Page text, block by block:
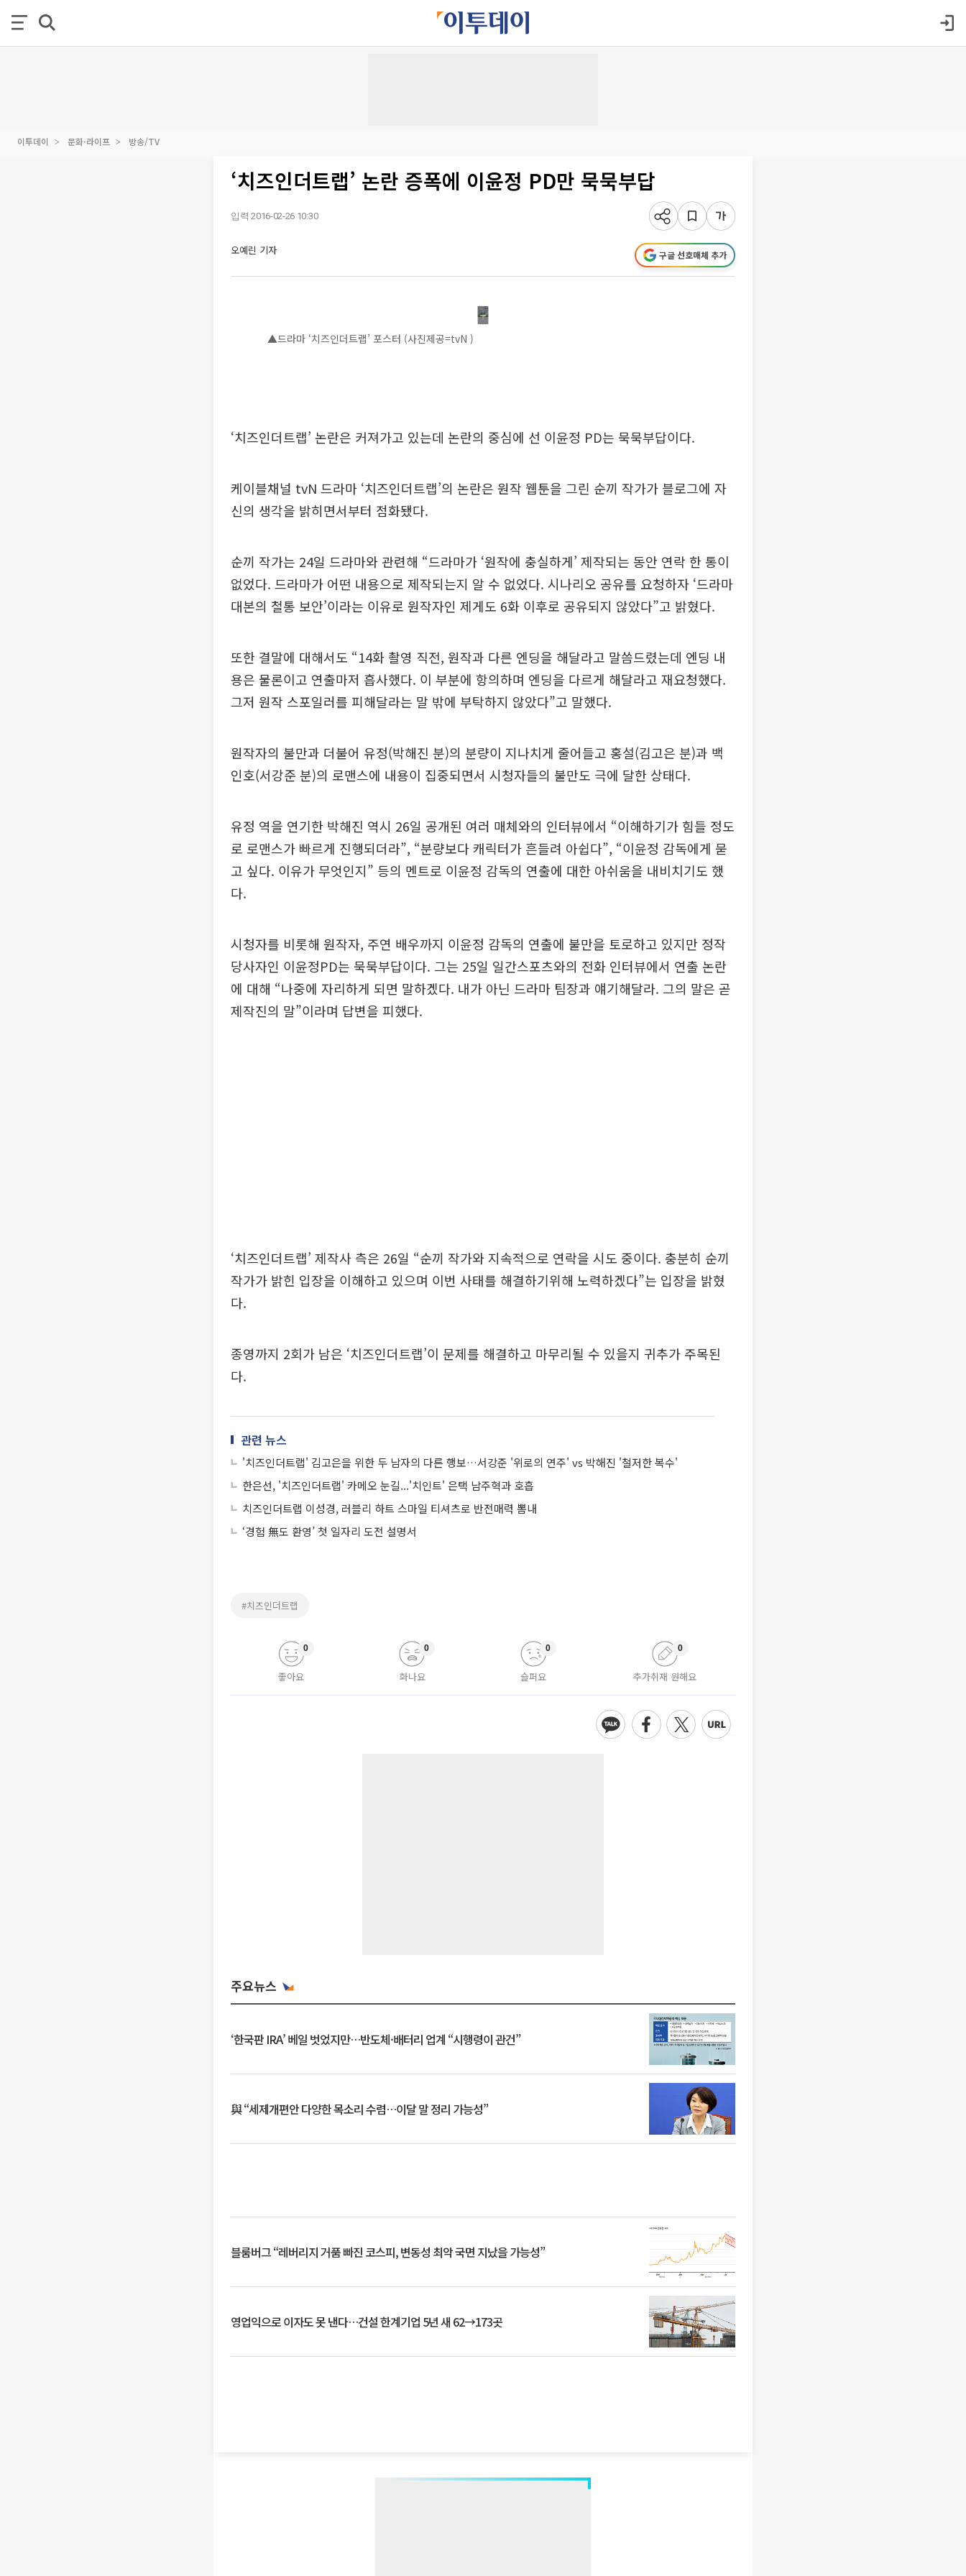
이투데이 문화·라이프 방송/TV
‘치즈인더트랩’ 논란 증폭에 이윤정 PD만 묵묵부답
입력 2016-02-26 10:30
오예린 기자 구글 선호매체 추가
▲드라마 ‘치즈인더트랩’ 포스터 (사진제공=tvN )
‘치즈인더트랩’ 논란은 커져가고 있는데 논란의 중심에 선 이윤정 PD는 묵묵부답이다.
케이블채널 tvN 드라마 ‘치즈인더트랩’의 논란은 원작 웹툰을 그린 순끼 작가가 블로그에 자
신의 생각을 밝히면서부터 점화됐다.
순끼 작가는 24일 드라마와 관련해 “드라마가 ‘원작에 충실하게’ 제작되는 동안 연락 한 통이
없었다. 드라마가 어떤 내용으로 제작되는지 알 수 없었다. 시나리오 공유를 요청하자 ‘드라마
대본의 철통 보안’이라는 이유로 원작자인 제게도 6화 이후로 공유되지 않았다”고 밝혔다.
또한 결말에 대해서도 “14화 촬영 직전, 원작과 다른 엔딩을 해달라고 말씀드렸는데 엔딩 내
용은 물론이고 연출마저 흡사했다. 이 부분에 항의하며 엔딩을 다르게 해달라고 재요청했다.
그저 원작 스포일러를 피해달라는 말 밖에 부탁하지 않았다”고 말했다.
원작자의 불만과 더불어 유정(박해진 분)의 분량이 지나치게 줄어들고 홍설(김고은 분)과 백
인호(서강준 분)의 로맨스에 내용이 집중되면서 시청자들의 불만도 극에 달한 상태다.
유정 역을 연기한 박해진 역시 26일 공개된 여러 매체와의 인터뷰에서 “이해하기가 힘들 정도
로 로맨스가 빠르게 진행되더라”, “분량보다 캐릭터가 흔들려 아쉽다”, “이윤정 감독에게 묻
고 싶다. 이유가 무엇인지” 등의 멘트로 이윤정 감독의 연출에 대한 아쉬움을 내비치기도 했
다.
시청자를 비롯해 원작자, 주연 배우까지 이윤정 감독의 연출에 불만을 토로하고 있지만 정작
당사자인 이윤정PD는 묵묵부답이다. 그는 25일 일간스포츠와의 전화 인터뷰에서 연출 논란
에 대해 “나중에 자리하게 되면 말하겠다. 내가 아닌 드라마 팀장과 얘기해달라. 그의 말은 곧
제작진의 말”이라며 답변을 피했다.
‘치즈인더트랩’ 제작사 측은 26일 “순끼 작가와 지속적으로 연락을 시도 중이다. 충분히 순끼
작가가 밝힌 입장을 이해하고 있으며 이번 사태를 해결하기위해 노력하겠다”는 입장을 밝혔
다.
종영까지 2회가 남은 ‘치즈인더트랩’이 문제를 해결하고 마무리될 수 있을지 귀추가 주목된
다.
관련 뉴스
'치즈인더트랩' 김고은을 위한 두 남자의 다른 행보…서강준 '위로의 연주' vs 박해진 '철저한 복수'
한은선, '치즈인더트랩' 카메오 눈길...'치인트' 은택 남주혁과 호흡
치즈인더트랩 이성경, 러블리 하트 스마일 티셔츠로 반전매력 뽐내
‘경험 無도 환영’ 첫 일자리 도전 설명서
#치즈인더트랩
좋아요
0
화나요
0
슬퍼요
0
추가취재 원해요
0
주요뉴스
‘한국판 IRA’ 베일 벗었지만…반도체·배터리 업계 “시행령이 관건”
與 “세제개편안 다양한 목소리 수렴…이달 말 정리 가능성”
블룸버그 “레버리지 거품 빠진 코스피, 변동성 최악 국면 지났을 가능성”
영업익으로 이자도 못 낸다…건설 한계기업 5년 새 62→173곳